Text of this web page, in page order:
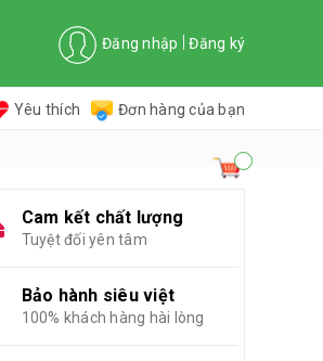
Đăng nhập Đăng ký
Yêu thích Đơn hàng của bạn
Cam kết chất lượng
Tuyệt đối yên tâm
Bảo hành siêu việt
100% khách hàng hài lòng